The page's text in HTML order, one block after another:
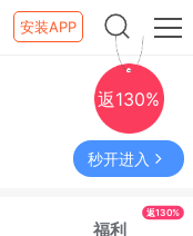
安装APP
返130%
秒开进入
福利
返130%